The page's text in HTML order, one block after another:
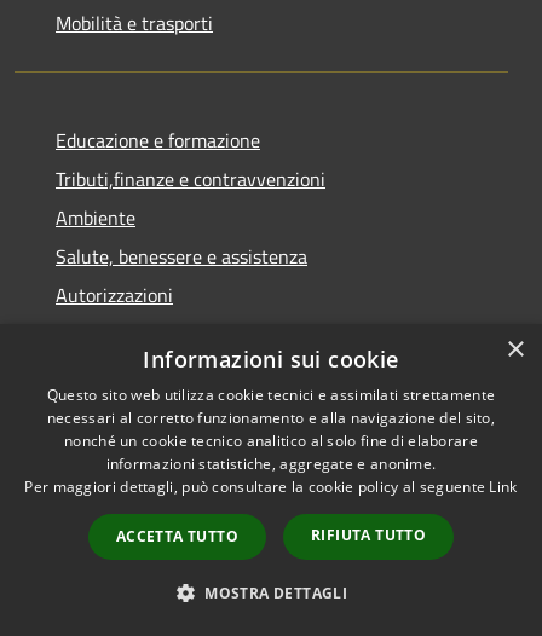
Mobilità e trasporti
Educazione e formazione
Tributi,finanze e contravvenzioni
Ambiente
Salute, benessere e assistenza
Autorizzazioni
Notizie
Comunicati
Avvisi
VIVERE IL COMUNE
×
Informazioni sui cookie
Questo sito web utilizza cookie tecnici e assimilati strettamente
necessari al corretto funzionamento e alla navigazione del sito,
nonché un cookie tecnico analitico al solo fine di elaborare
informazioni statistiche, aggregate e anonime.
Per maggiori dettagli, può consultare la cookie policy al seguente Link
ACCETTA TUTTO RIFIUTA TUTTO
MOSTRA DETTAGLI